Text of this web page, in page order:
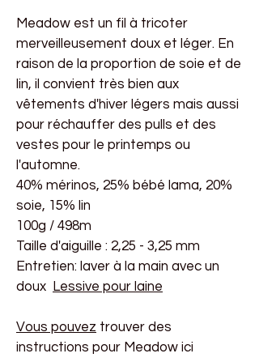
Meadow est un fil à tricoter
merveilleusement doux et léger. En
raison de la proportion de soie et de
lin, il convient très bien aux
vêtements d'hiver légers mais aussi
pour réchauffer des pulls et des
vestes pour le printemps ou
l'automne.
40% mérinos, 25% bébé lama, 20%
soie, 15% lin
100g / 498m
Taille d'aiguille : 2,25 - 3,25 mm
Entretien: laver à la main avec un
doux
Lessive pour laine
Vous pouvez trouver des
instructions pour Meadow ici